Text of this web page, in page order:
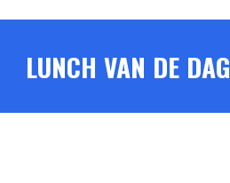
LUNCH VAN DE DAG